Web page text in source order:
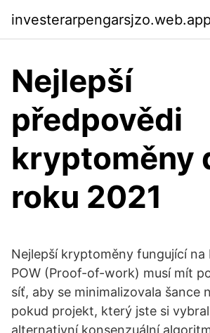
Nejlepší
předpovědi
kryptoměny
roku 2021
Nejlepší kryptoměny fungující
POW (Proof-of-work) musí mít
síť, aby se minimalizovala šance
pokud projekt, který jste si
alternativní konsenzuální